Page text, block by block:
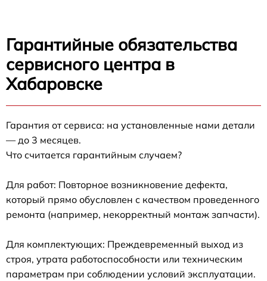
Гарантийные обязательства
сервисного центра в
Хабаровске
Гарантия от сервиса: на установленные нами детали
— до 3 месяцев.
Что считается гарантийным случаем?
Для работ: Повторное возникновение дефекта,
который прямо обусловлен с качеством проведенного
ремонта (например, некорректный монтаж запчасти).
Для комплектующих: Преждевременный выход из
строя, утрата работоспособности или техническим
параметрам при соблюдении условий эксплуатации.